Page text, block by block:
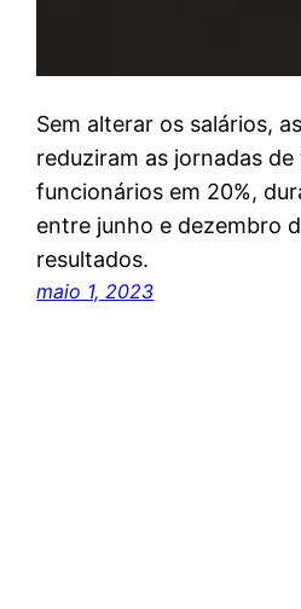
Sem alterar os salários,
reduziram as jornadas
funcionários em 20%,
entre junho e dezembro
resultados.
maio 1, 2023